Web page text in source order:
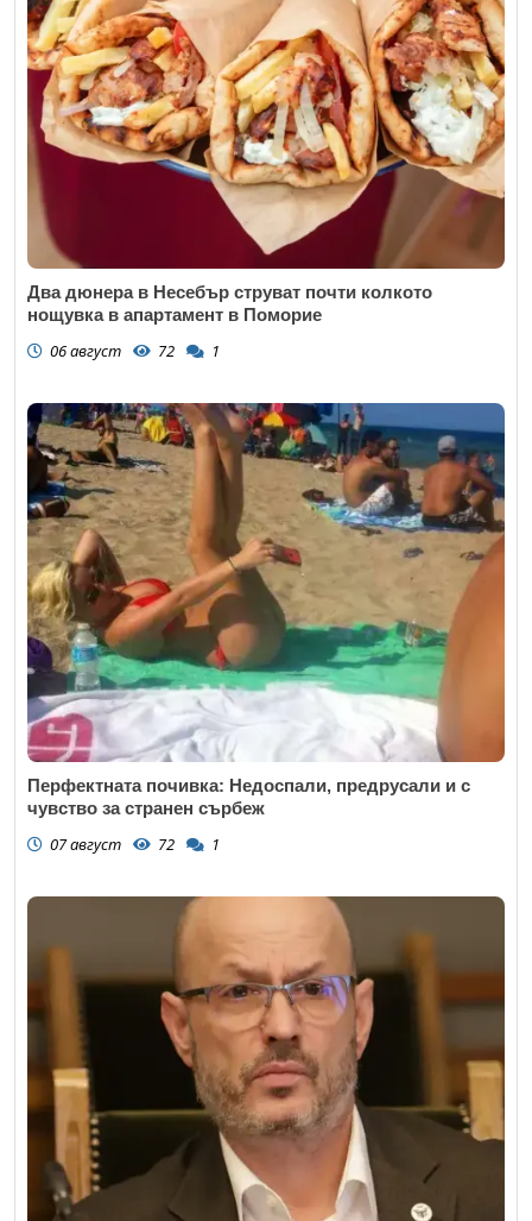
Два дюнера в Несебър струват почти колкото
нощувка в апартамент в Поморие
06 август 72 1
Перфектната почивка: Недоспали, предрусали и с
чувство за странен сърбеж
07 август 72 1